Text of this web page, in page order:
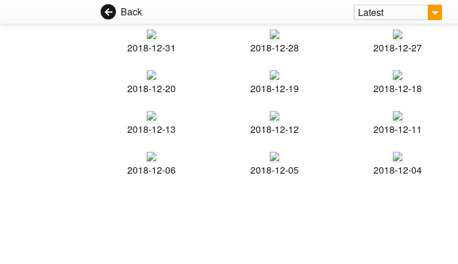
Back Latest
2018-12-31 2018-12-28 2018-12-27
2018-12-20 2018-12-19 2018-12-18
2018-12-13 2018-12-12 2018-12-11
2018-12-06 2018-12-05 2018-12-04